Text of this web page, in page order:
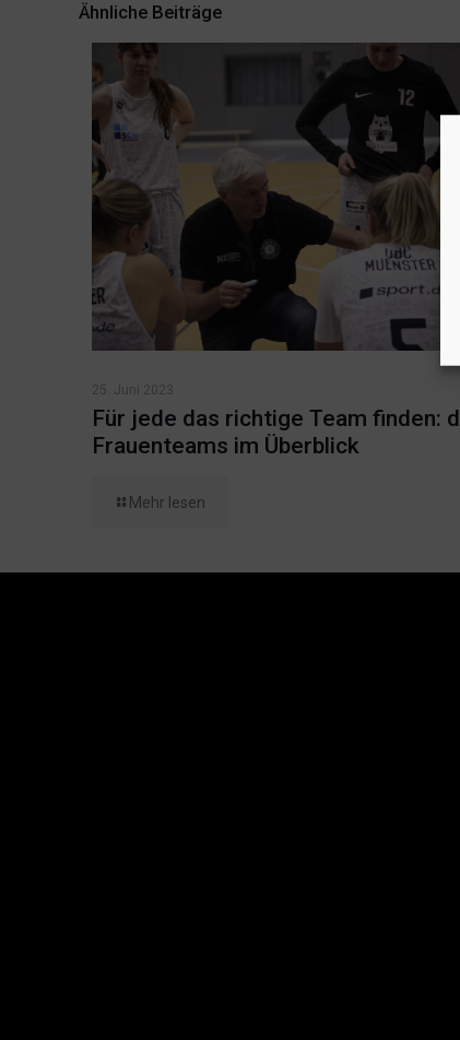
Ähnliche Beiträge
25. Juni 2023
Für jede das richtige Team finden:
Frauenteams im Überblick
Mehr lesen